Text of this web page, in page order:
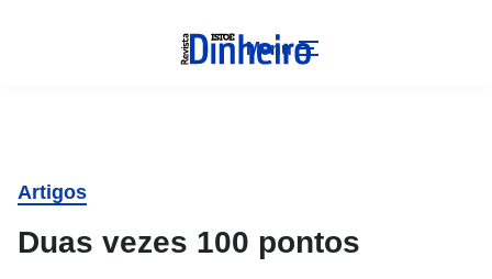
Menu
Artigos
Duas vezes 100 pontos